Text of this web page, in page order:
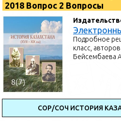
2018 Вопрос 2 Вопросы
Подробное
класс,
Бейсембаева
СОР/СОЧ ИСТОРИЯ